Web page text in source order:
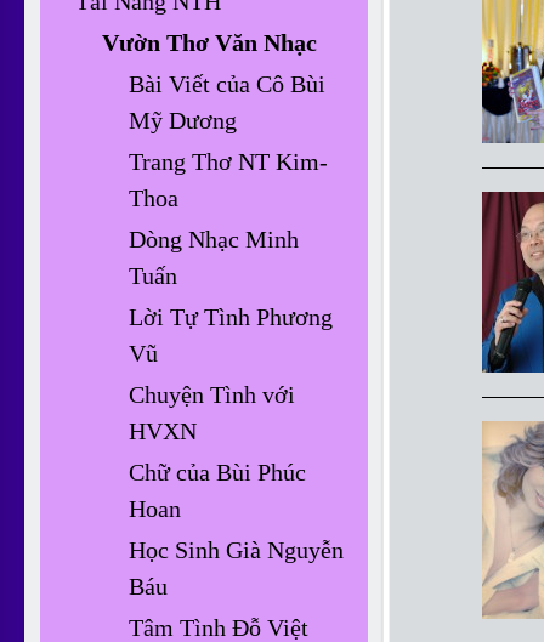
Vườn Thơ Văn Nhạc
Bài Viết của Cô Bùi
Mỹ Dương
Trang Thơ NT Kim-
Thoa
Dòng Nhạc Minh
Tuấn
Lời Tự Tình Phương
Vũ
Chuyện Tình với
HVXN
Chữ của Bùi Phúc
Hoan
Học Sinh Già Nguyễn
Báu
Tâm Tình Đỗ Việt